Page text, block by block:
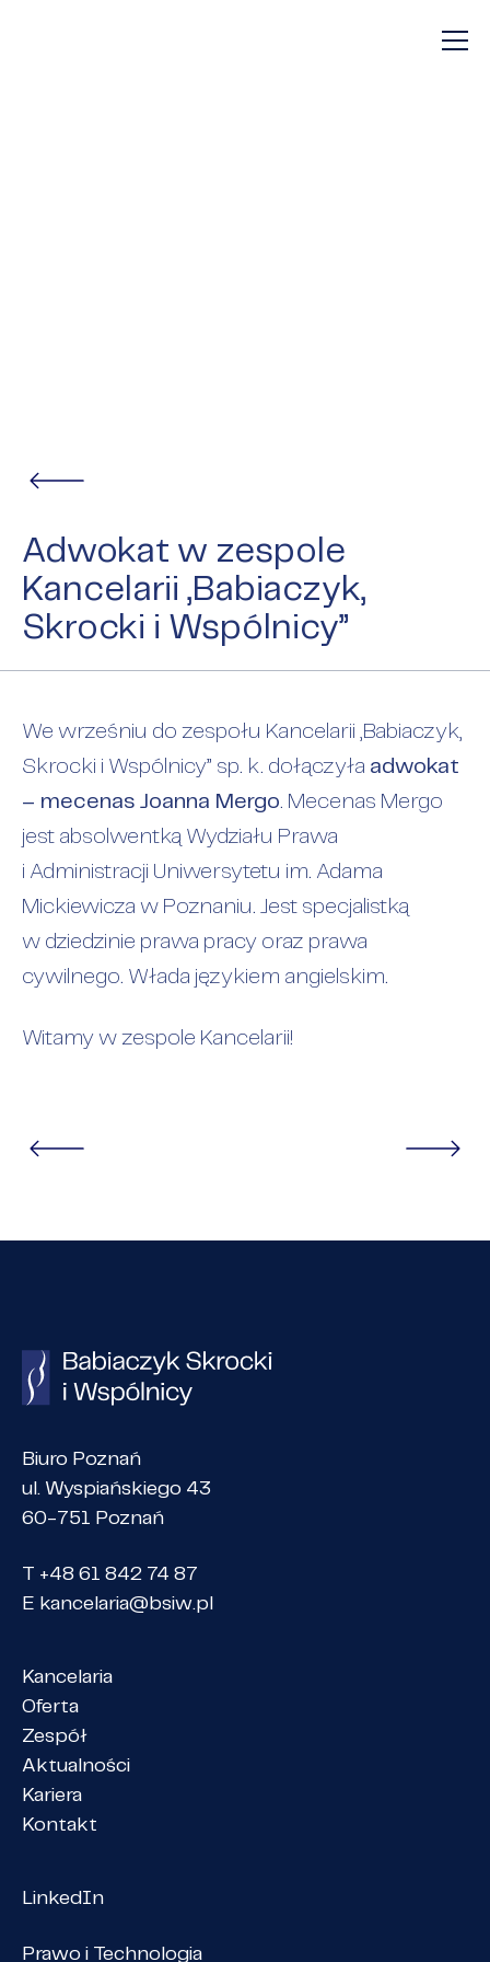
Adwokat w zespole
Kancelarii „Babiaczyk,
Skrocki i Wspólnicy”
We wrześniu do zespołu Kancelarii „Babiaczyk,
Skrocki i Wspólnicy” sp. k. dołączyła adwokat
– mecenas Joanna Mergo. Mecenas Mergo
jest absolwentką Wydziału Prawa
i Administracji Uniwersytetu im. Adama
Mickiewicza w Poznaniu. Jest specjalistką
w dziedzinie prawa pracy oraz prawa
cywilnego. Włada językiem angielskim.
Witamy w zespole Kancelarii!
Biuro Poznań
ul. Wyspiańskiego 43
60-751 Poznań
T +48 61 842 74 87
E kancelaria@bsiw.pl
Kancelaria
Oferta
Zespół
Aktualności
Kariera
Kontakt
LinkedIn
Prawo i Technologia